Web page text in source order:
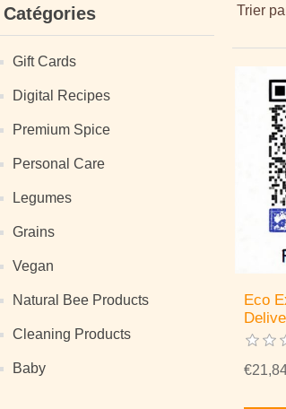
Catégories
Gift Cards
Digital Recipes
Premium Spice
Personal Care
Legumes
Grains
Vegan
Natural Bee Products
Cleaning Products
Baby
Trier
Eco